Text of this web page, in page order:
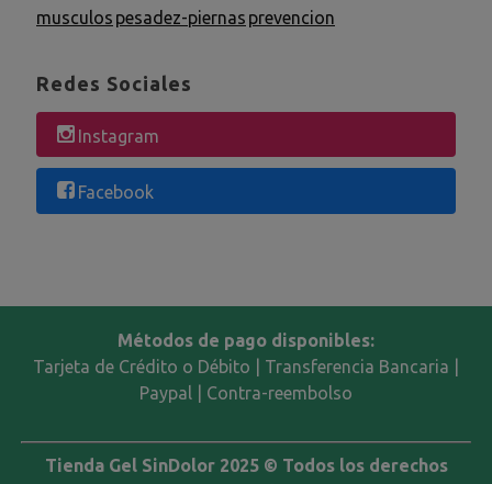
musculos pesadez-piernas prevencion
Redes Sociales
Instagram
Facebook
Métodos de pago disponibles:
Tarjeta de Crédito o Débito | Transferencia Bancaria |
Paypal | Contra-reembolso
Tienda Gel SinDolor 2025 © Todos los derechos